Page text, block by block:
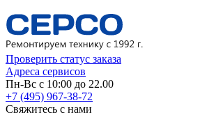
Проверить статус заказа
Адреса сервисов
Пн-Вс с 10:00 до 22.00
+7 (495) 967-38-72
Свяжитесь с нами